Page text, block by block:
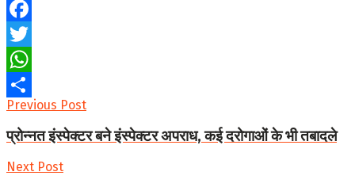
Facebook
Twitter
WhatsApp
Share
Previous Post
प्रोन्नत इंस्पेक्टर बने इंस्पेक्टर अपराध, कई दरोगाओं के भी तबादले
Next Post